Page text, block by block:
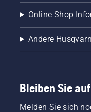
Online Shop
Andere
Bleiben Sie
Melden Sie sich